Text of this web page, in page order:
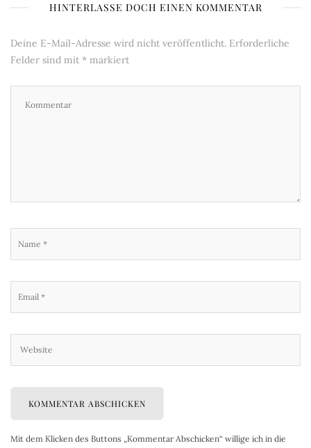
HINTERLASSE DOCH EINEN KOMMENTAR
Deine E-Mail-Adresse wird nicht veröffentlicht. Erforderliche
Felder sind mit * markiert
Mit dem Klicken des Buttons „Kommentar Abschicken“ willige ich in die